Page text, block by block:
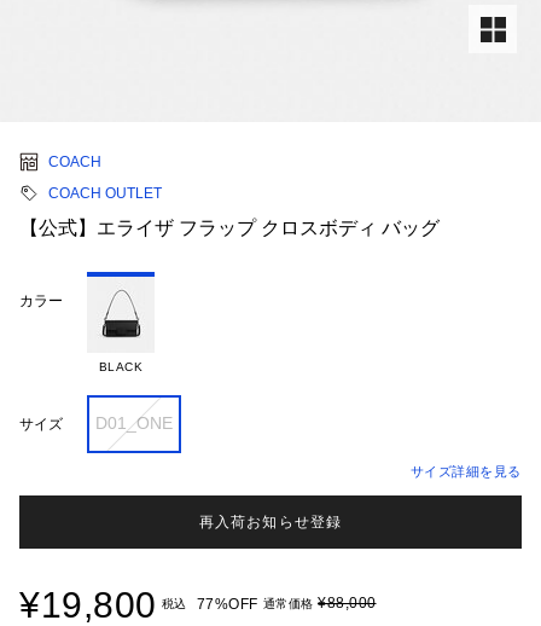
COACH
COACH OUTLET
【公式】エライザ フラップ クロスボディ バッグ
カラー
BLACK
サイズ D01_ONE
サイズ詳細を見る
再入荷お知らせ登録
¥19,800 税込 77%OFF 通常価格 ¥88,000